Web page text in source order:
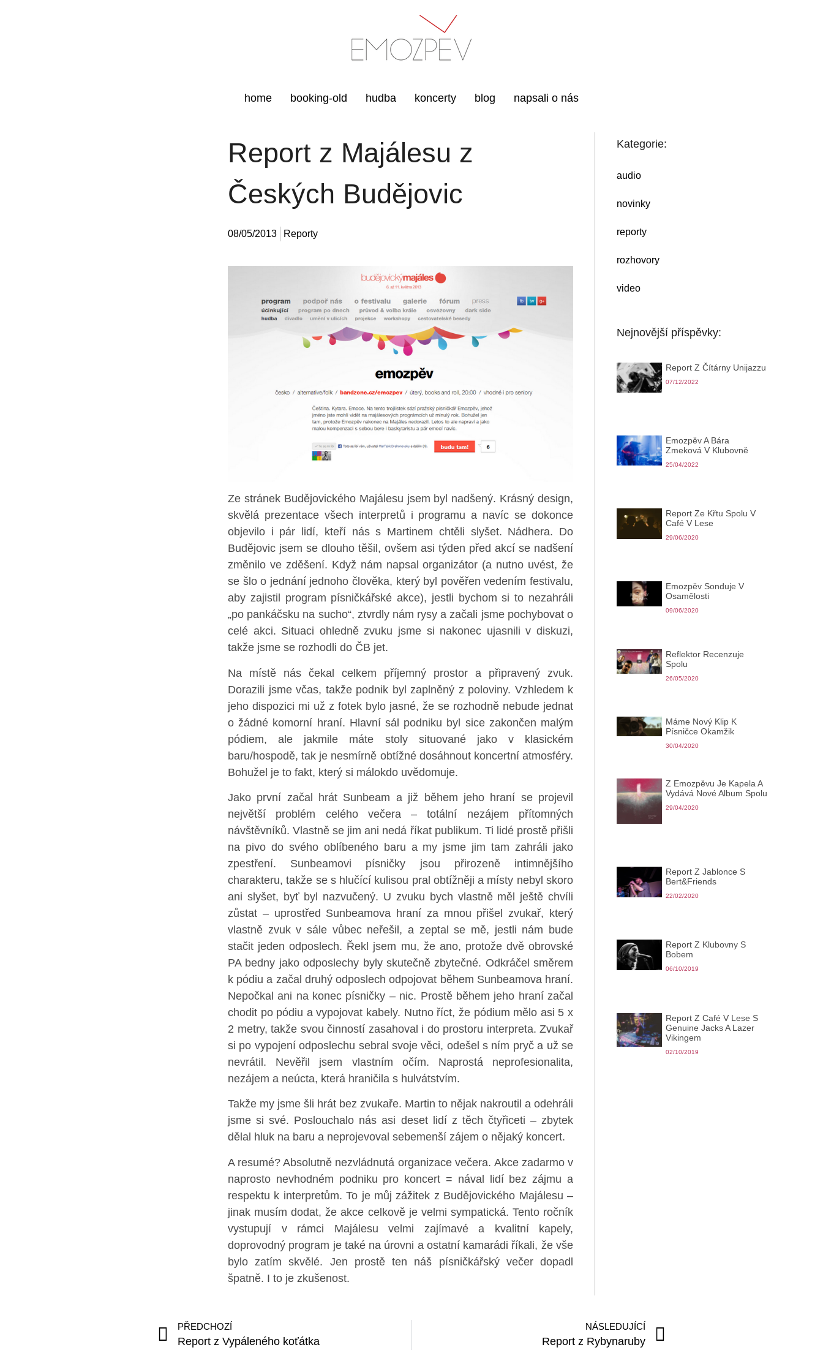
home booking-old hudba koncerty blog napsali o nás
Report z Majálesu z
Českých Budějovic
08/05/2013 Reporty
Ze stránek Budějovického Majálesu jsem byl nadšený. Krásný design,
skvělá prezentace všech interpretů i programu a navíc se dokonce
objevilo i pár lidí, kteří nás s Martinem chtěli slyšet. Nádhera. Do
Budějovic jsem se dlouho těšil, ovšem asi týden před akcí se nadšení
změnilo ve zděšení. Když nám napsal organizátor (a nutno uvést, že
se šlo o jednání jednoho člověka, který byl pověřen vedením festivalu,
aby zajistil program písničkářské akce), jestli bychom si to nezahráli
„po pankáčsku na sucho“, ztvrdly nám rysy a začali jsme pochybovat o
celé akci. Situaci ohledně zvuku jsme si nakonec ujasnili v diskuzi,
takže jsme se rozhodli do ČB jet.
Na místě nás čekal celkem příjemný prostor a připravený zvuk.
Dorazili jsme včas, takže podnik byl zaplněný z poloviny. Vzhledem k
jeho dispozici mi už z fotek bylo jasné, že se rozhodně nebude jednat
o žádné komorní hraní. Hlavní sál podniku byl sice zakončen malým
pódiem, ale jakmile máte stoly situované jako v klasickém
baru/hospodě, tak je nesmírně obtížné dosáhnout koncertní atmosféry.
Bohužel je to fakt, který si málokdo uvědomuje.
Jako první začal hrát Sunbeam a již během jeho hraní se projevil
největší problém celého večera – totální nezájem přítomných
návštěvníků. Vlastně se jim ani nedá říkat publikum. Ti lidé prostě přišli
na pivo do svého oblíbeného baru a my jsme jim tam zahráli jako
zpestření. Sunbeamovi písničky jsou přirozeně intimnějšího
charakteru, takže se s hlučící kulisou pral obtížněji a místy nebyl skoro
ani slyšet, byť byl nazvučený. U zvuku bych vlastně měl ještě chvíli
zůstat – uprostřed Sunbeamova hraní za mnou přišel zvukař, který
vlastně zvuk v sále vůbec neřešil, a zeptal se mě, jestli nám bude
stačit jeden odposlech. Řekl jsem mu, že ano, protože dvě obrovské
PA bedny jako odposlechy byly skutečně zbytečné. Odkráčel směrem
k pódiu a začal druhý odposlech odpojovat během Sunbeamova hraní.
Nepočkal ani na konec písničky – nic. Prostě během jeho hraní začal
chodit po pódiu a vypojovat kabely. Nutno říct, že pódium mělo asi 5 x
2 metry, takže svou činností zasahoval i do prostoru interpreta. Zvukař
si po vypojení odposlechu sebral svoje věci, odešel s ním pryč a už se
nevrátil. Nevěřil jsem vlastním očím. Naprostá neprofesionalita,
nezájem a neúcta, která hraničila s hulvátstvím.
Takže my jsme šli hrát bez zvukaře. Martin to nějak nakroutil a odehráli
jsme si své. Poslouchalo nás asi deset lidí z těch čtyřiceti – zbytek
dělal hluk na baru a neprojevoval sebemenší zájem o nějaký koncert.
A resumé? Absolutně nezvládnutá organizace večera. Akce zadarmo v
naprosto nevhodném podniku pro koncert = nával lidí bez zájmu a
respektu k interpretům. To je můj zážitek z Budějovického Majálesu –
jinak musím dodat, že akce celkově je velmi sympatická. Tento ročník
vystupují v rámci Majálesu velmi zajímavé a kvalitní kapely,
doprovodný program je také na úrovni a ostatní kamarádi říkali, že vše
bylo zatím skvělé. Jen prostě ten náš písničkářský večer dopadl
špatně. I to je zkušenost.
Kategorie:
audio
novinky
reporty
rozhovory
video
Nejnovější příspěvky:
Report Z Čítárny Unijazzu
07/12/2022
Emozpěv A Bára
Zmeková V Klubovně
25/04/2022
Report Ze Křtu Spolu V
Café V Lese
29/06/2020
Emozpěv Sonduje V
Osamělosti
09/06/2020
Reflektor Recenzuje
Spolu
26/05/2020
Máme Nový Klip K
Písničce Okamžik
30/04/2020
Z Emozpěvu Je Kapela A
Vydává Nové Album Spolu
29/04/2020
Report Z Jablonce S
Bert&Friends
22/02/2020
Report Z Klubovny S
Bobem
06/10/2019
Report Z Café V Lese S
Genuine Jacks A Lazer
Vikingem
02/10/2019
PŘEDCHOZÍ
Report z Vypáleného koťátka
NÁSLEDUJÍCÍ
Report z Rybynaruby